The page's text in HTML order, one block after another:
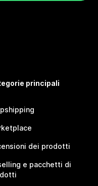
principali
dei prodotti
e pacchetti di